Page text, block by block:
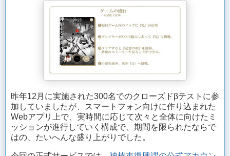
昨年12月に実施された300名でのクローズドβテストに参
加していましたが、スマートフォン向けに作り込まれた
Webアプリ上で、実時間に応じて次々と全体に向けたミ
ッションが進行していく構成で、期間を限られたならで
はの、たいへんな盛り上がりでした。